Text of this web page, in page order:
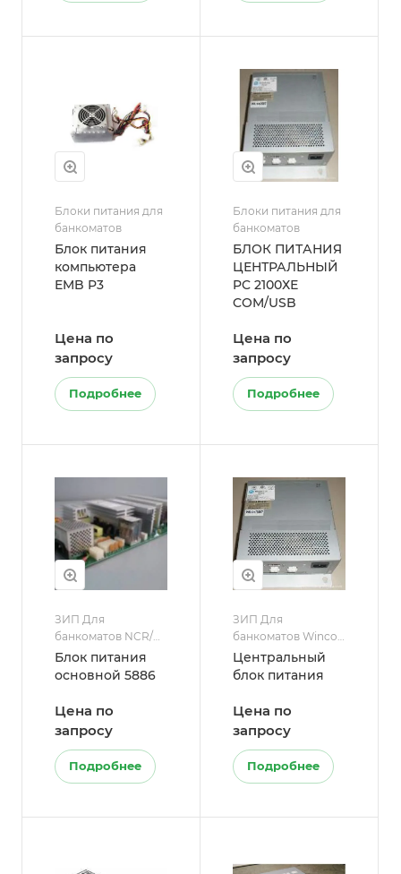
Блоки питания для
банкоматов
Блок питания
компьютера
EMB P3
Цена по
запросу
Подробнее
Блоки питания для
банкоматов
БЛОК ПИТАНИЯ
ЦЕНТРАЛЬНЫЙ
PC 2100ХЕ
COM/USB
Цена по
запросу
Подробнее
ЗИП Для
банкоматов NCR/
Блоки питания для
банкоматов
Блок питания
основной 5886
Цена по
запросу
Подробнее
ЗИП Для
банкоматов Wincor
Nixdorf/Блоки
питания для
Центральный
блок питания
Цена по
запросу
Подробнее